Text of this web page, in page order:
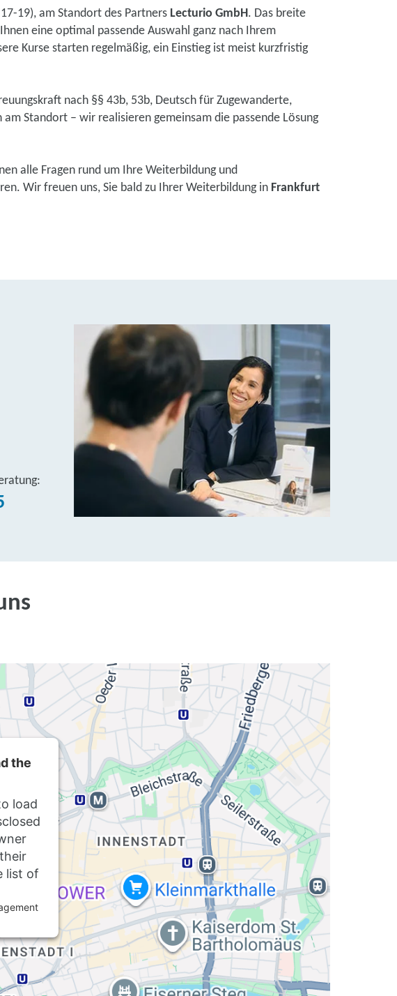
19), am Standort des Partners Lecturio GmbH. Das breite
eine optimal passende Auswahl ganz nach Ihrem
Kurse starten regelmäßig, ein Einstieg ist meist kurzfristig
nach §§ 43b, 53b, Deutsch für Zugewanderte,
Standort – wir realisieren gemeinsam die passende Lösung
alle Fragen rund um Ihre Weiterbildung und
Wir freuen uns, Sie bald zu Ihrer Weiterbildung in Frankfurt
the
load
list of